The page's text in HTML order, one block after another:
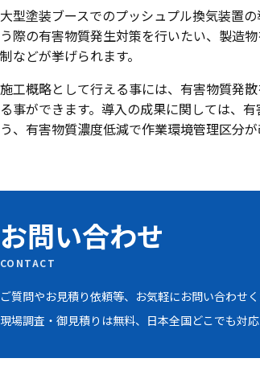
大型塗装ブースでのプッシュプル換気装置
う際の有害物質発生対策を行いたい、製造
制などが挙げられます。
施工概略として行える事には、有害物質発
る事ができます。導入の成果に関しては、
う、有害物質濃度低減で作業環境管理区分
お問い合わせ
CONTACT
ご質問やお見積り依頼等、お気軽にお問い合わせく
現場調査・御見積りは無料、日本全国どこでも対応